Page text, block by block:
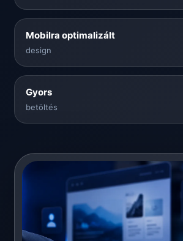
Mobilra optimalizált
design
Gyors
betöltés